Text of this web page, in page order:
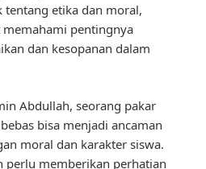
tentang etika dan moral,
pentingnya
dan kesopanan dalam
Abdullah, seorang pakar
bisa menjadi ancaman
moral dan karakter siswa.
perlu memberikan perhatian